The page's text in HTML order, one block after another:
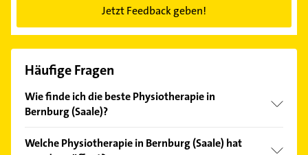
Jetzt Feedback geben!
Häufige Fragen
Wie finde ich die beste Physiotherapie in
Bernburg (Saale)?
Kundenmeinungen und profitieren Sie von den
Welche Physiotherapie in Bernburg (Saale) hat